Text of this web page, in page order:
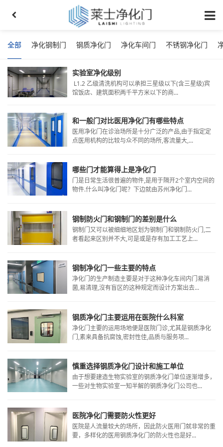
全部 净化钢制门 钢质净化门 净化车间门 不锈钢净化门
实验室净化级别
L1.2 乙级清洗机构可以承担三星级以下(含三星级)宾
馆饭店、建筑面积两千平方米以下的商...
和一般门对比医用净化门有哪些特点
医用净化门在诊治场所是十分广泛的产品,由于指定定
点医用机构的比较与众不同的场所,客流量大,...
哪些门才能算得上是净化门
门是日常生活很普遍的物件,是用于隔开2个室内空间的
物件.什么叫净化门呢？下边就由苏州净化门...
钢制防火门和钢制门的差别是什么
钢制门又可以被细细地区划为钢制门和钢制防火门,二
者看起来区别并不大,可是或是存有加工工艺上...
钢制净化门一些主要的特点
净化门的生产制造主要是对于这种净化车间内门易消
菌,易清理,沒有盲区的这种规定而设计方案出去...
钢质净化门主要运用在医院什么科室
净化门主要的运用场地便是医院门诊,尤其是钢质净化
门,素来具备抗腐蚀,密封性佳,品质与服务项...
慎重选择钢质净化门设计和施工单位
由于想要建造生物实验室的钢质净化门单位逐渐增多，
一些对生物实验室一知半解的钢质净化门公司也...
医院净化门需要防火性更好
​医院是人流量较大的场所，因此防火医用门就非常的重
要，多样化的医用钢质净化门的防火性也是好...